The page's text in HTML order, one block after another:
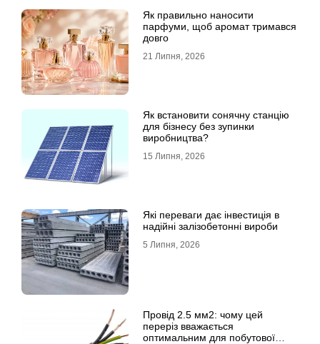
Як правильно наносити
парфуми, щоб аромат тримався
довго
21 Липня, 2026
Як встановити сонячну станцію
для бізнесу без зупинки
виробництва?
15 Липня, 2026
Які переваги дає інвестиція в
надійні залізобетонні вироби
5 Липня, 2026
Провід 2.5 мм2: чому цей
переріз вважається
оптимальним для побутової